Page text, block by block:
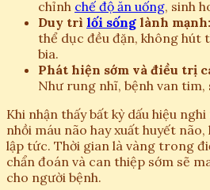
chỉnh chế độ ăn uống, sinh
Duy trì lối sống lành mạnh:
thể dục đều đặn, không hút
bia.
Phát hiện sớm và điều trị
Như rung nhĩ, bệnh van tim,
Khi nhận thấy bất kỳ dấu hiệu
nhồi máu não hay xuất huyết
lập tức. Thời gian là vàng trong
chẩn đoán và can thiệp sớm sẽ
cho người bệnh.